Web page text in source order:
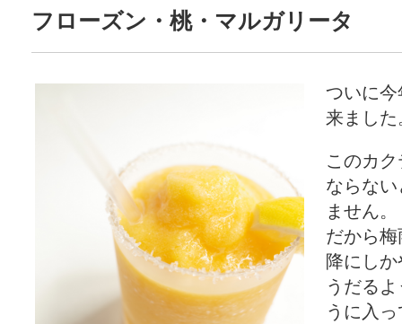
フローズン・桃・マルガリータ
ついに
来ました
このカ
ならな
ません。
だから
降にし
うだる
うに入